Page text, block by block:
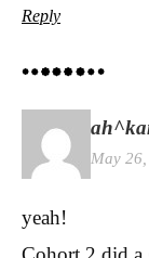
Reply
May
yeah!